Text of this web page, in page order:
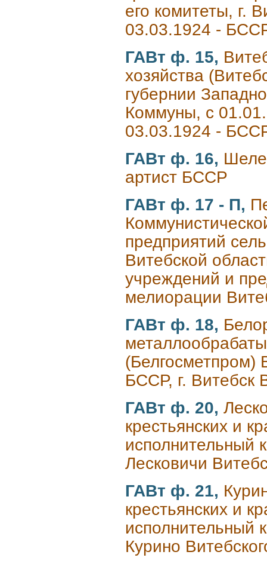
его комитеты, г.
03.03.1924 -
ГАВт ф. 15,
хозяйства
губернии
Коммуны, с
03.03.1924 -
ГАВт ф. 16,
артист БССР
ГАВт ф. 17 - П,
предприятий
Витебской
учреждений и
мелиорации
ГАВт ф. 18,
(Белгосметпром)
БССР, г. Витебск
ГАВт ф. 20,
крестьянских и
исполнительный
Лесковичи
ГАВт ф. 21,
крестьянских и
исполнительный
Курино